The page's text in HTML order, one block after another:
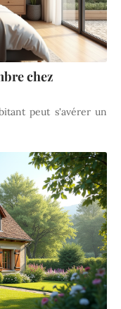
chez
peut s'avérer un